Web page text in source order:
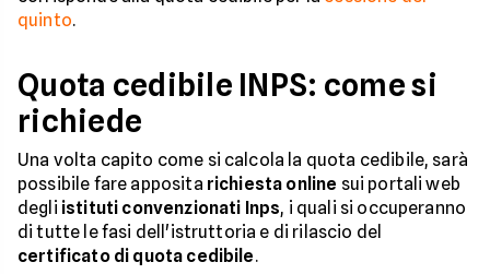
quinto.
Quota cedibile INPS: come si
richiede
Una volta capito come si calcola la quota cedibile, sarà
possibile fare apposita richiesta online sui portali web
degli istituti convenzionati Inps, i quali si occuperanno
di tutte le fasi dell'istruttoria e di rilascio del
certificato di quota cedibile.